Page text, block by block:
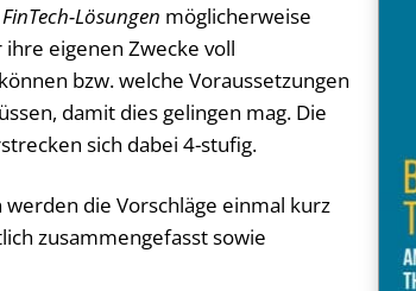
FinTech-Lösungen möglicherweise
eigenen Zwecke voll
bzw. welche Voraussetzungen
damit dies gelingen mag. Die
sich dabei 4-stufig.
werden die Vorschläge einmal kurz
zusammengefasst sowie